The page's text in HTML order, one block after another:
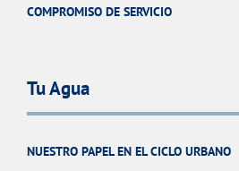
COMPROMISO DE SERVICIO
Tu Agua
NUESTRO PAPEL EN EL CICLO URBANO